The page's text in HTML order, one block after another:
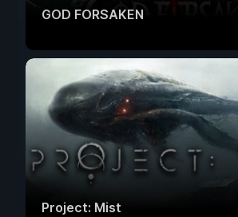
GOD FORSAKEN
Project: Mist